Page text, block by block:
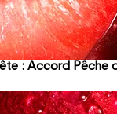
: Accord Pêche